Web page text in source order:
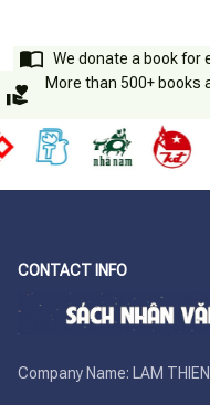
We donate a book for
More than 500+ books
CONTACT INFO
Company Name: LAM